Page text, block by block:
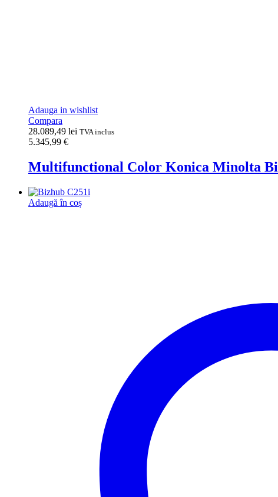
Adauga in wishlist
Compara
28.089,49 lei TVA inclus
5.345,99 €
Multifunctional Color Konica Minolta
Adaugă în coș